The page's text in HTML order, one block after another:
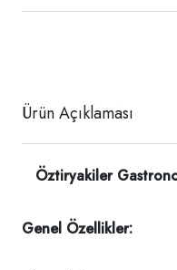
Ürün Açıklaması
Öztiryakiler
Genel Özellikler: